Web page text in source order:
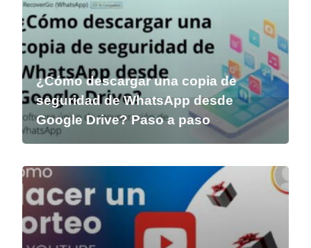
¿Cómo descargar una copia de
seguridad de WhatsApp desde
Google Drive? Paso a paso